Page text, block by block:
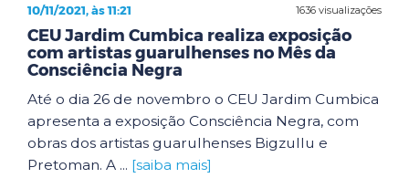
1636 visualizações
10/11/2021, às 11:21
CEU Jardim Cumbica realiza exposição
com artistas guarulhenses no Mês da
Consciência Negra
Até o dia 26 de novembro o CEU Jardim Cumbica
apresenta a exposição Consciência Negra, com
obras dos artistas guarulhenses Bigzullu e
Pretoman. A ... [saiba mais]